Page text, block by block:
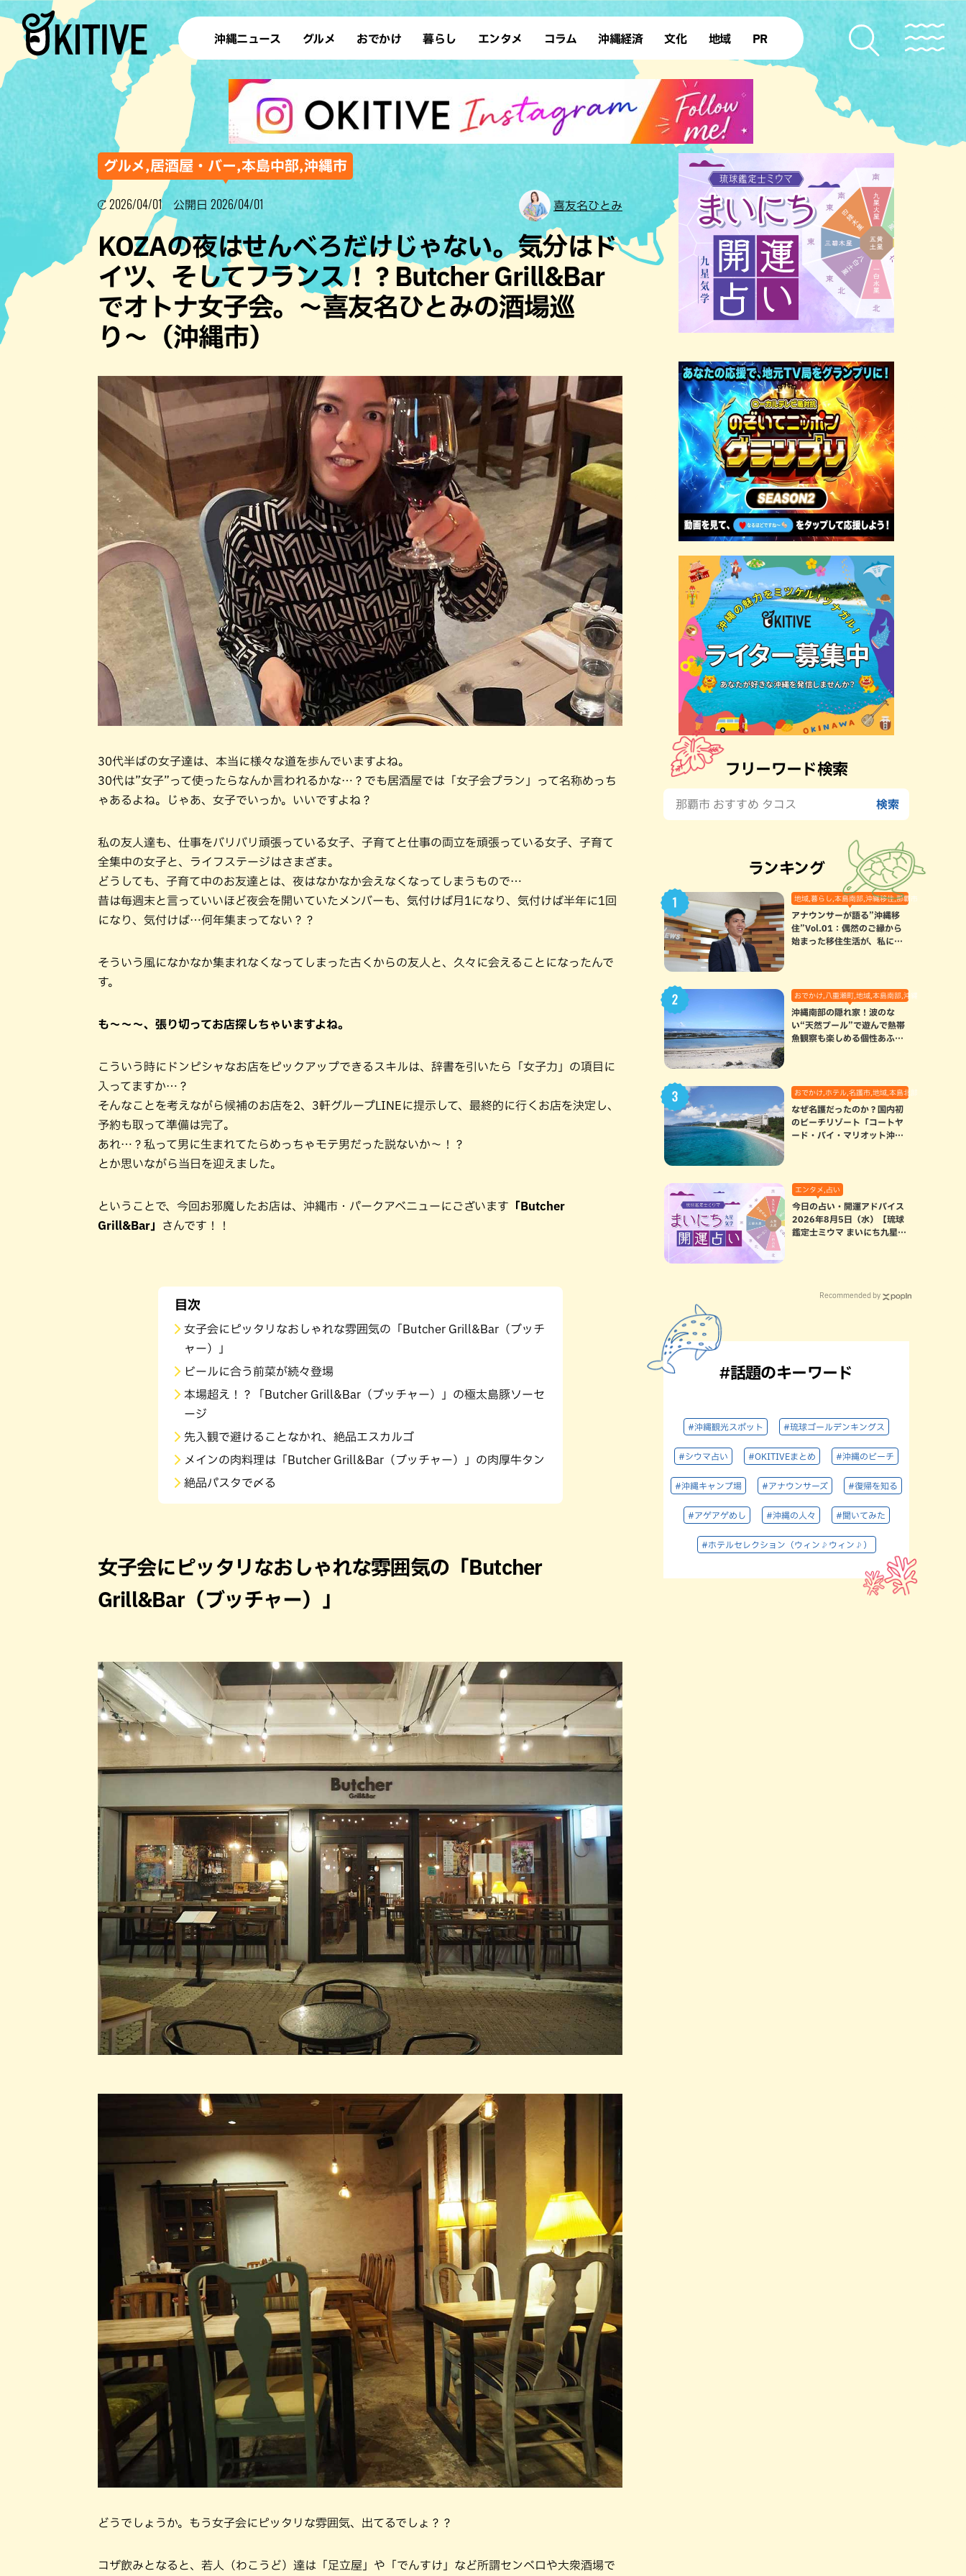
沖縄ニュース グルメ
ラーメン 沖縄そば
テイクアウト カフェ
すし・魚料理 和食・日本料理
沖縄料理 アジア・エスニック
中華
洋食・西洋料理
ステーキ・焼肉 焼鳥・串料理
その他の肉料理 居酒屋・バー
ブッフェ・バイキング スイーツ
おでかけ
デート ドライブ
散歩 ソロ活
歴史
レジャー
サウナ 公園
沖縄の海
暮らし
レシピ SDGs
ファッション ローカルニュース
沖縄移住 沖縄旧暦行事
エンタメ
スポーツ 占い
タレント・芸人 テレビ
コラム 沖縄経済 文化
復帰50年
地域
本島北部 本島中部
本島南部 先島諸島
北部離島
PR
グルメ,居酒屋・バー,本島中部,沖縄市
2026/04/01 公開日 2026/04/01 喜友名ひとみ
KOZAの夜はせんべろだけじゃない。気分はド
イツ、そしてフランス！？Butcher Grill&Bar
でオトナ女子会。〜喜友名ひとみの酒場巡
り〜（沖縄市）
30代半ばの女子達は、本当に様々な道を歩んでいますよね。
30代は”女子”って使ったらなんか言われるかな…？でも居酒屋では「女子会プラン」って名称めっち
ゃあるよね。じゃあ、女子でいっか。いいですよね？
私の友人達も、仕事をバリバリ頑張っている女子、子育てと仕事の両立を頑張っている女子、子育て
全集中の女子と、ライフステージはさまざま。
どうしても、子育て中のお友達とは、夜はなかなか会えなくなってしまうもので…
昔は毎週末と言っていいほど夜会を開いていたメンバーも、気付けば月1になり、気付けば半年に1回
になり、気付けば…何年集まってない？？
そういう風になかなか集まれなくなってしまった古くからの友人と、久々に会えることになったんで
す。
も～～～、張り切ってお店探しちゃいますよね。
こういう時にドンピシャなお店をピックアップできるスキルは、辞書を引いたら「女子力」の項目に
入ってますか…？
そんなことを考えながら候補のお店を2、3軒グループLINEに提示して、最終的に行くお店を決定し、
予約も取って準備は完了。
あれ…？私って男に生まれてたらめっちゃモテ男だった説ないか〜！？
とか思いながら当日を迎えました。
ということで、今回お邪魔したお店は、沖縄市・パークアベニューにございます 「Butcher
Grill&Bar」
さんです！！
目次
女子会にピッタリなおしゃれな雰囲気の「Butcher Grill&Bar（ブッチ
ャー）」
ビールに合う前菜が続々登場
本場超え！？「Butcher Grill&Bar（ブッチャー）」の極太島豚ソーセ
ージ
先入観で避けることなかれ、絶品エスカルゴ
メインの肉料理は「Butcher Grill&Bar（ブッチャー）」の肉厚牛タン
絶品パスタで〆る
女子会にピッタリなおしゃれな雰囲気の「Butcher
Grill&Bar（ブッチャー）」
どうでしょうか。もう女子会にピッタリな雰囲気、出てるでしょ？？
コザ飲みとなると、若人（わこうど）達は「足立屋」や「でんすけ」など所謂センベロや大衆酒場で
フリーワード検索
ランキング
地域,暮らし,本島南部,沖縄移住,那覇市
アナウンサーが語る”沖縄移
住”Vol.01：偶然のご縁から
始まった移住生活が、私にと
おでかけ,八重瀬町,地域,本島南部,沖縄の海,自然
沖縄南部の隠れ家！波のな
い“天然プール”で遊んで熱帯
魚観察も楽しめる個性あふれ
おでかけ,ホテル,名護市,地域,本島北部
なぜ名護だったのか？国内初
のビーチリゾート「コートヤ
ード・バイ・マリオット沖縄
エンタメ,占い
今日の占い・開運アドバイス
2026年8月5日（水）【琉球
鑑定士ミウマ まいにち九星気
Recommended by
#話題のキーワード
#沖縄観光スポット #琉球ゴールデンキングス
#シウマ占い #OKITIVEまとめ #沖縄のビーチ
#沖縄キャンプ場 #アナウンサーズ #復帰を知る
#アゲアゲめし #沖縄の人々 #聞いてみた
#ホテルセレクション（ウィン♪ウィン♪）